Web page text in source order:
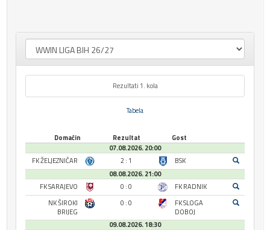
Rezultati 1. kola
Tabela
Domaćin Rezultat
Gost
07.08.2026. 20:00
FK ŽELJEZNIČAR
2 : 1
BSK
08.08.2026. 21:00
FK SARAJEVO
0 : 0
FK RADNIK
NK ŠIROKI
BRIJEG
0 : 0
FK SLOGA
DOBOJ
09.08.2026. 18:30